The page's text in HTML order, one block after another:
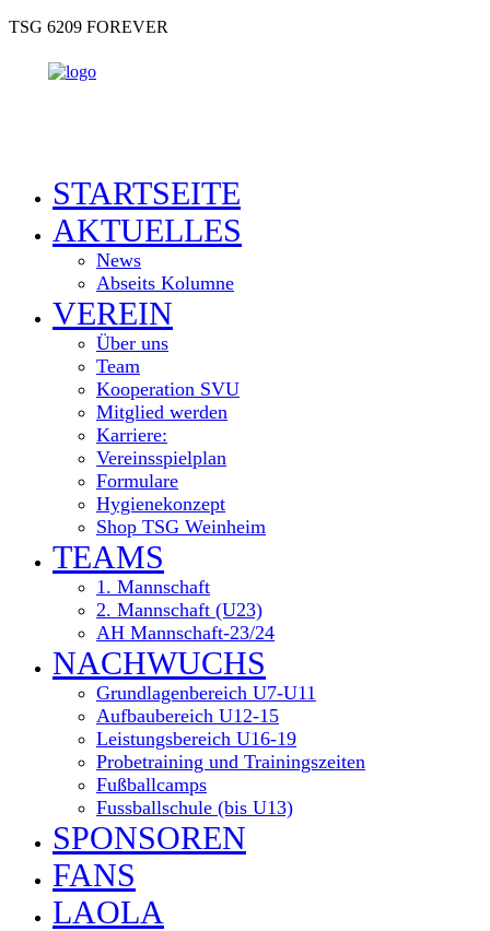
TSG 6209 FOREVER
STARTSEITE
AKTUELLES
News
Abseits Kolumne
VEREIN
Über uns
Team
Kooperation SVU
Mitglied werden
Karriere:
Vereinsspielplan
Formulare
Hygienekonzept
Shop TSG Weinheim
TEAMS
1. Mannschaft
2. Mannschaft (U23)
AH Mannschaft-23/24
NACHWUCHS
Grundlagenbereich U7-U11
Aufbaubereich U12-15
Leistungsbereich U16-19
Probetraining und Trainingszeiten
Fußballcamps
Fussballschule (bis U13)
SPONSOREN
FANS
LAOLA